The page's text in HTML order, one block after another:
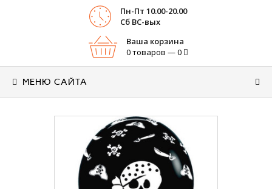
Пн-Пт 10.00-20.00
Cб ВС-вых
Ваша корзина
0 товаров — 0
МЕНЮ САЙТА